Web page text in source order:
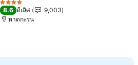
4 ดาว
8.6 ดีเลิศ
9,003
หาดกะรน